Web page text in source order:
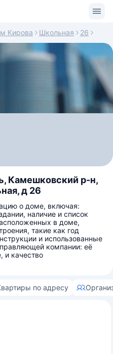
Кирова Школьная 26
Камешковский р-н,
д 26
о доме, включая:
наличие и список
в доме,
такие как год
и использованные
компании: её
и качество
по адресу